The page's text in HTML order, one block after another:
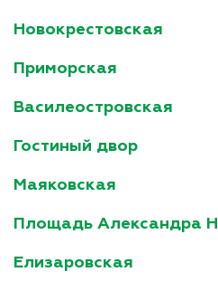
Новокрестовская
Приморская
Василеостровская
Гостиный двор
Маяковская
Площадь Александра
Елизаровская